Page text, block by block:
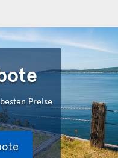
Preise